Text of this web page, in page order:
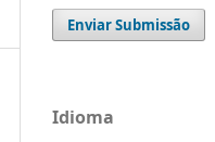
Enviar Submissão
Idioma